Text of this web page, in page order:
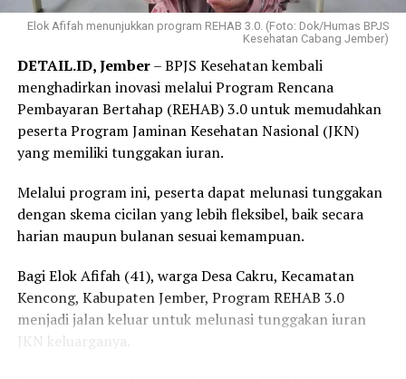
Elok Afifah menunjukkan program REHAB 3.0. (Foto: Dok/Humas BPJS
Kesehatan Cabang Jember)
DETAIL.ID, Jember– BPJS Kesehatan kembali
menghadirkan inovasi melalui Program Rencana
Pembayaran Bertahap (REHAB) 3.0 untuk memudahkan
peserta Program Jaminan Kesehatan Nasional (JKN)
yang memiliki tunggakan iuran.
Melalui program ini, peserta dapat melunasi tunggakan
dengan skema cicilan yang lebih fleksibel, baik secara
harian maupun bulanan sesuai kemampuan.
Bagi Elok Afifah (41), warga Desa Cakru, Kecamatan
Kencong, Kabupaten Jember, Program REHAB 3.0
menjadi jalan keluar untuk melunasi tunggakan iuran
JKN keluarganya.